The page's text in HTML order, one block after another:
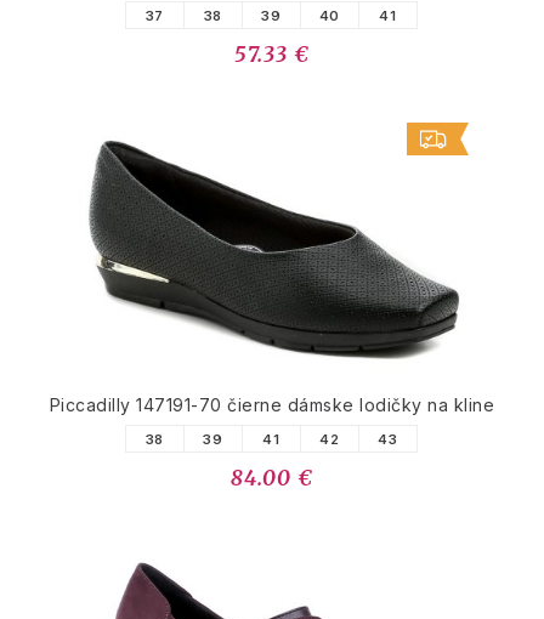
37 38 39 40 41
57.33 €
Piccadilly 147191-70 čierne dámske lodičky na kline
38 39 41 42 43
84.00 €